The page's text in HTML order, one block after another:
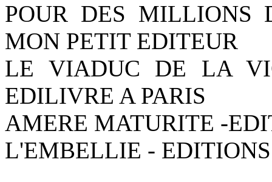
POUR DES MILLIONS
MON PETIT EDITEUR
LE VIADUC DE LA
EDILIVRE A PARIS
AMERE MATURITE -
L'EMBELLIE -